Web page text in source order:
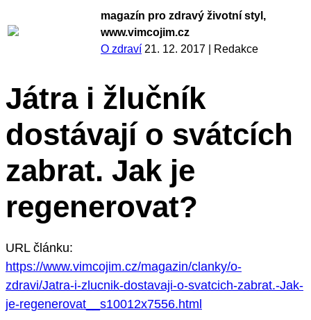
magazín pro zdravý životní styl,
www.vimcojim.cz
O zdraví 21. 12. 2017 Redakce
Játra i žlučník
dostávají o svátcích
zabrat. Jak je
regenerovat?
URL článku:
https://www.vimcojim.cz/magazin/clanky/o-
zdravi/Jatra-i-zlucnik-dostavaji-o-svatcich-zabrat.-Jak-
je-regenerovat__s10012x7556.html